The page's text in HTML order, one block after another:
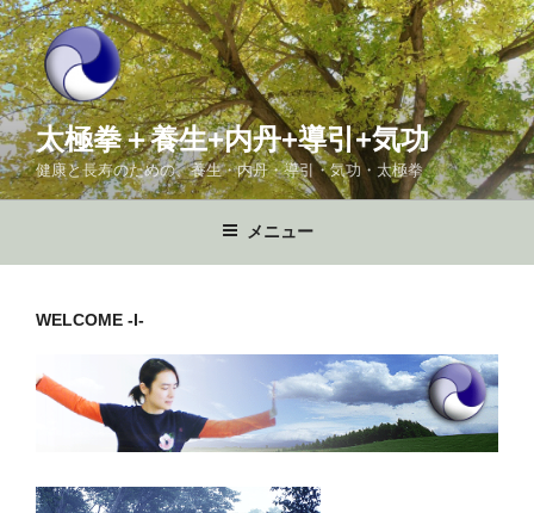
コ
ン
テ
ン
ツ
へ
ス
プ
太極拳＋養生+内丹+導引+気功
健康と長寿のための、養生・内丹・導引・気功・太極拳
メニュー
WELCOME -I-